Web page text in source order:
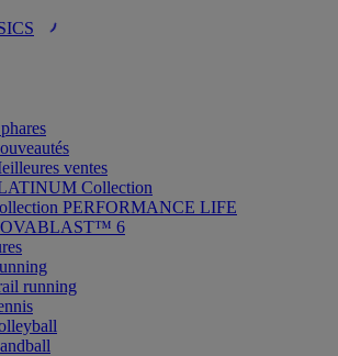
ventes
Collection
PERFORMANCE LIFE
6
running